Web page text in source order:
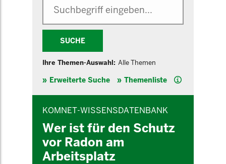
SUCHE
Ihre Themen-Auswahl: Alle Themen
Erweiterte Suche Themenliste Hilfe
KOMNET-WISSENSDATENBANK
Wer ist für den Schutz
vor Radon am
Arbeitsplatz